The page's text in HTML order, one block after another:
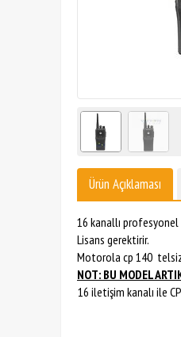
Ürün Açıklaması
16 kanallı
Lisans gerektirir.
Motorola cp 140
NOT: BU MODEL
16 iletişim kanalı ile